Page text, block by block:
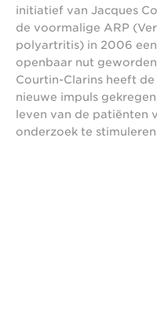
initiatief van Jacques
de voormalige ARP
polyartritis) in 2006
openbaar nut
Courtin-Clarins heeft
nieuwe impuls
leven van de patiënten
onderzoek te